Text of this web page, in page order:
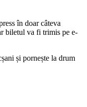
în doar câteva
biletul va fi trimis pe e-
și pornește la drum